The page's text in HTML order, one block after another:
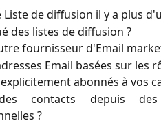
de diffusion il y a plus
des listes de diffusion ?
fournisseur d'Email
Email basées sur les
abonnés à vos
contacts depuis
?